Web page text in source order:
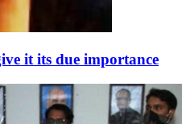
it its due importance